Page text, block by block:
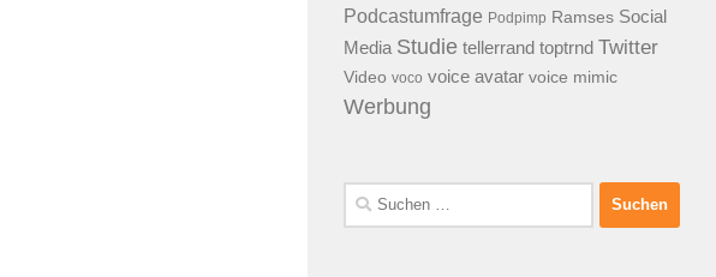
Podcastumfrage Podpimp Ramses Social
Media Studie tellerrand toptrnd Twitter
Video voco voice avatar voice mimic
Werbung
Suchen
nach: